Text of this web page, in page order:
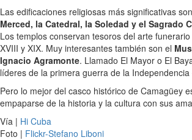
Las edificaciones religiosas más significativas
Merced, la Catedral, la Soledad y el Sagrado
Los templos conservan tesoros del arte
XVIII y XIX. Muy interesantes también son el
Ignacio Agramonte. Llamado El Mayor o El
líderes de la primera guerra de la
Pero lo mejor del casco histórico de Camagüey
empaparse de la historia y la cultura con sus
Vía | Hi Cuba
Foto | Flickr-Stefano Liboni